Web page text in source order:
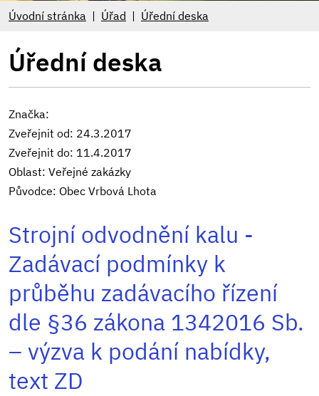
Úvodní stránka Úřad Úřední deska
Úřední deska
Značka:
Zveřejnit od: 24.3.2017
Zveřejnit do: 11.4.2017
Oblast: Veřejné zakázky
Původce: Obec Vrbová Lhota
Strojní odvodnění kalu -
Zadávací podmínky k
průběhu zadávacího řízení
dle §36 zákona 1342016 Sb.
– výzva k podání nabídky,
text ZD